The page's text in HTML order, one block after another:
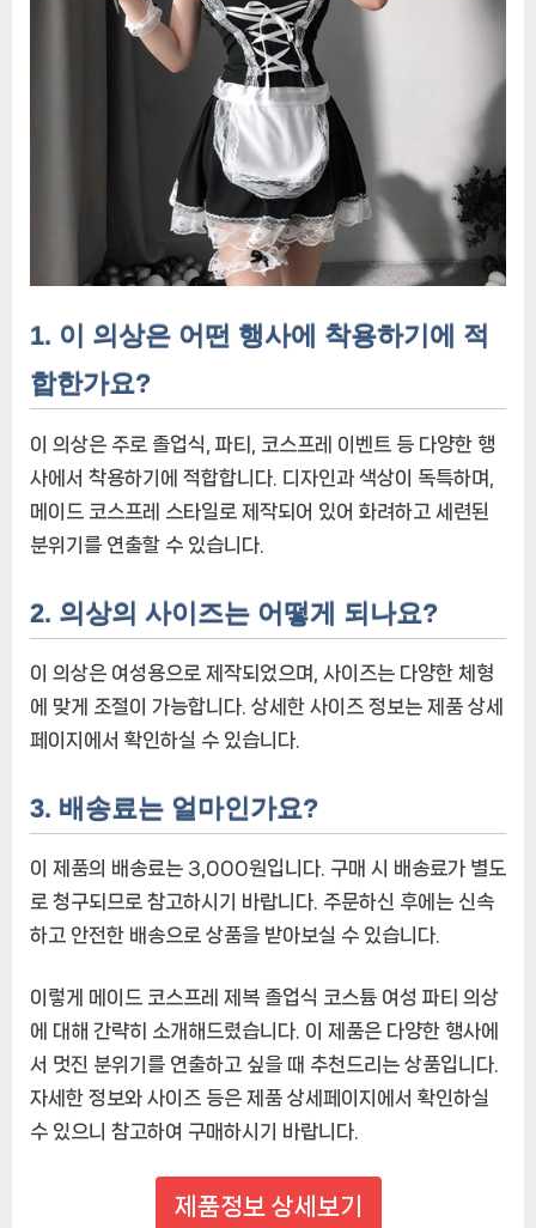
1. 이 의상은 어떤 행사에 착용하기에 적
합한가요?
이 의상은 주로 졸업식, 파티, 코스프레 이벤트 등 다양한 행
사에서 착용하기에 적합합니다. 디자인과 색상이 독특하며,
메이드 코스프레 스타일로 제작되어 있어 화려하고 세련된
분위기를 연출할 수 있습니다.
2. 의상의 사이즈는 어떻게 되나요?
이 의상은 여성용으로 제작되었으며, 사이즈는 다양한 체형
에 맞게 조절이 가능합니다. 상세한 사이즈 정보는 제품 상세
페이지에서 확인하실 수 있습니다.
3. 배송료는 얼마인가요?
이 제품의 배송료는 3,000원입니다. 구매 시 배송료가 별도
로 청구되므로 참고하시기 바랍니다. 주문하신 후에는 신속
하고 안전한 배송으로 상품을 받아보실 수 있습니다.
이렇게 메이드 코스프레 제복 졸업식 코스튬 여성 파티 의상
에 대해 간략히 소개해드렸습니다. 이 제품은 다양한 행사에
서 멋진 분위기를 연출하고 싶을 때 추천드리는 상품입니다.
자세한 정보와 사이즈 등은 제품 상세페이지에서 확인하실
수 있으니 참고하여 구매하시기 바랍니다.
제품정보 상세보기